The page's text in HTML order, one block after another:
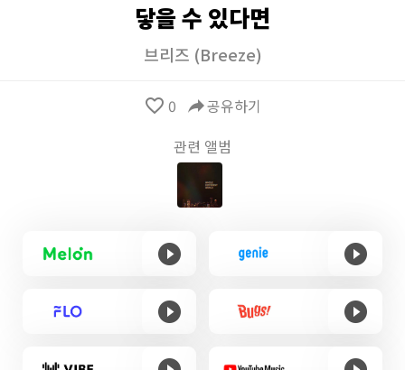
닿을 수 있다면
브리즈 (Breeze)
favorite_border 0 reply공유하기
관련 앨범